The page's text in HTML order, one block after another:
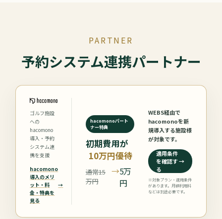
PARTNER
予約システム連携パートナー
ゴルフ施設
への
hacomono
導入・予約
システム連
携を支援
hacomono
導入のメリ
ット・料
金・特典を
見る
→
hacomonoパート
ナー特典
初期費用が
10万円優待
通常15
万円
→5万
円
WEBS経由で
hacomonoを新
規導入する施設様
が対象です。
適用条件
を確認す
る
→
※対象プラン・適用条件
があります。月額利用料
などは別途必要です。